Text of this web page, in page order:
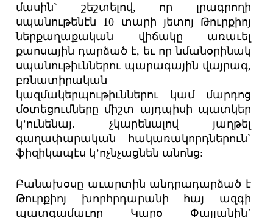
մասին` շեշտելով, որ լրագրողի
սպանութենէն 10 տարի յետոյ Թուրքիոյ
ներքաղաքական վիճակը առաւել
քաոսային դարձած է, եւ որ նմանօրինակ
սպանութիւններու պարագային վայրագ,
բռնատիրական
կազմակերպութիւններու կամ մարդոց
մօտեցումները միշտ այդպիսի պատկեր
կ’ունենայ. չկարենալով յաղթել
գաղափարական հակառակորդներուն`
ֆիզիկապէս կ’ոչնչացնեն անոնց:
Բանախօսը աւարտին անդրադարձած է
Թուրքիոյ խորհրդարանի հայ ազգի
պատգամաւոր Կարօ Փայլանին`